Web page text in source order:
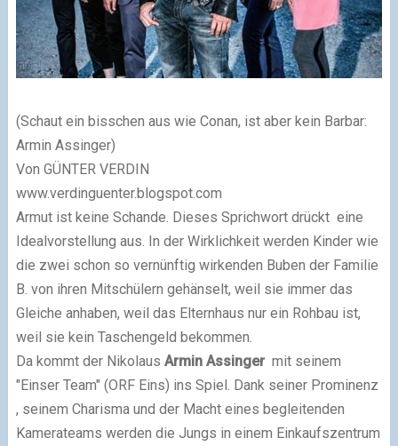
(Schaut ein bisschen aus wie Conan, ist aber kein Barbar:
Armin Assinger)
Von GÜNTER VERDIN
www.verdinguenter.blogspot.com
Armut ist keine Schande. Dieses Sprichwort drückt eine
Idealvorstellung aus. In der Wirklichkeit werden Kinder wie
die zwei schon so vernünftig wirkenden Buben der Familie
B. von ihren Mitschülern gehänselt, weil sie immer das
Gleiche anhaben, weil das Elternhaus nur ein Rohbau ist,
weil sie kein Taschengeld bekommen.
Da kommt der Nikolaus Armin Assingermit seinem
"Einser Team" (ORF Eins) ins Spiel. Dank seiner Prominenz
, seinem Charisma und der Macht eines begleitenden
Kamerateams werden die Jungs in einem Einkaufszentrum